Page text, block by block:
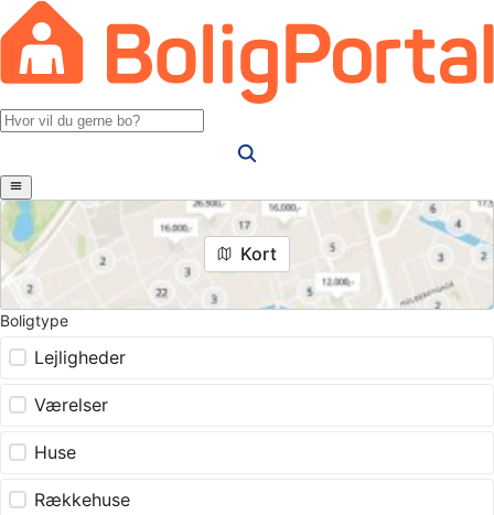
Kort
Boligtype
Lejligheder
Værelser
Huse
Rækkehuse